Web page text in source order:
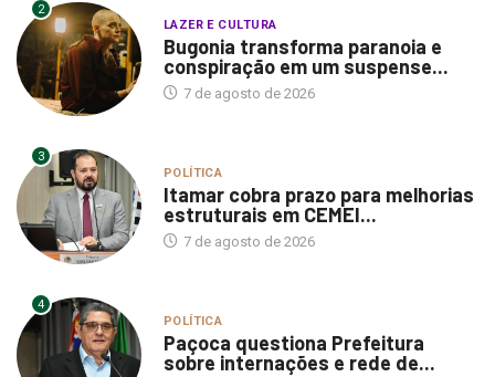
2
LAZER E CULTURA
Bugonia transforma paranoia e
conspiração em um suspense...
7 de agosto de 2026
3
POLÍTICA
Itamar cobra prazo para melhorias
estruturais em CEMEI...
7 de agosto de 2026
4
POLÍTICA
Paçoca questiona Prefeitura
sobre internações e rede de...